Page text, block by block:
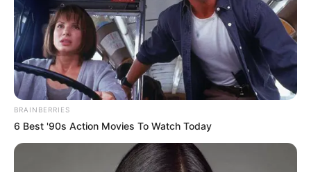
TEMAS RELACIONADOS
NICOLÁS PETRO JUEZ INFORMACIÓN
MANTÉNGASE EN ALERTA
interesan. Para estar bien informado, por
favor, active las notificaciones de Alerta.
BRAINBERRIES
6 Best '90s Action Movies To Watch Today